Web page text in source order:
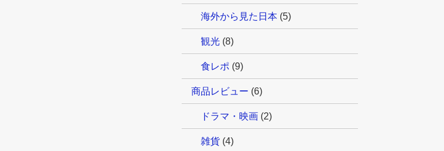
海外から見た日本 (5)
観光 (8)
食レポ (9)
商品レビュー (6)
ドラマ・映画 (2)
雑貨 (4)